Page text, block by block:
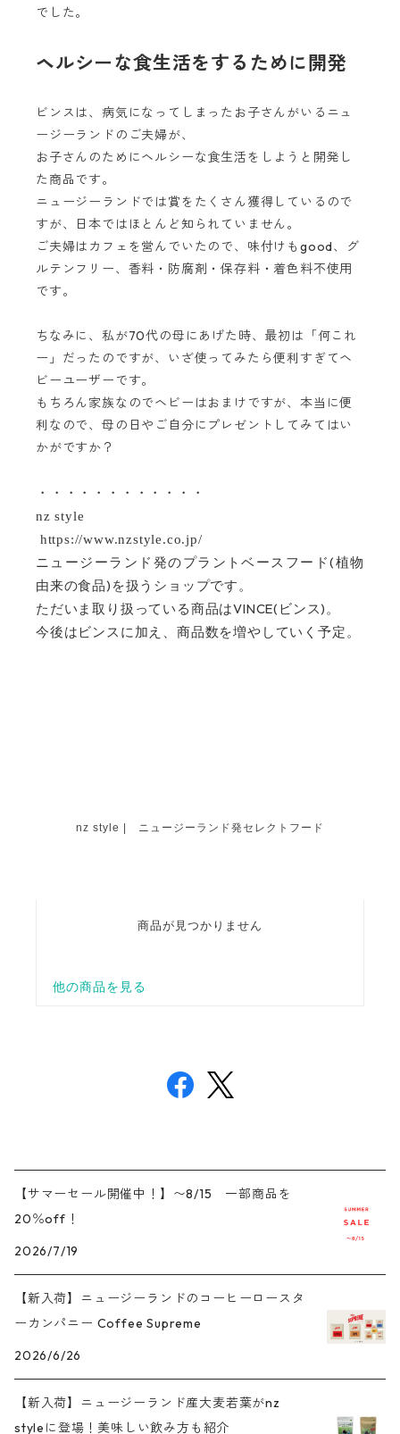
でした。
ヘルシーな食生活をするために開発
ビンスは、病気になってしまったお子さんがいるニュ
ージーランドのご夫婦が、
お子さんのためにヘルシーな食生活をしようと開発し
た商品です。
ニュージーランドでは賞をたくさん獲得しているので
すが、日本ではほとんど知られていません。
ご夫婦はカフェを営んでいたので、味付けもgood、グ
ルテンフリー、香料・防腐剤・保存料・着色料不使用
です。
ちなみに、私が70代の母にあげた時、最初は「何これ
ー」だったのですが、いざ使ってみたら便利すぎてヘ
ビーユーザーです。
もちろん家族なのでヘビーはおまけですが、本当に便
利なので、母の日やご自分にプレゼントしてみてはい
かがですか？
・・・・・・・・・・・・
nz style
https://www.nzstyle.co.jp/
ニュージーランド発のプラントベースフード(植物
由来の食品) を扱うショップです。
ただいま取り扱っている商品はVINCE( ビンス) 。
今後はビンスに加え、商品数を増やしていく予定。
【サマーセール開催中！】〜8/15 一部商品を
20％off！
2026/7/19
【新入荷】ニュージーランドのコーヒーロースタ
ーカンパニー Coffee Supreme
2026/6/26
【新入荷】ニュージーランド産大麦若葉がnz
styleに登場！美味しい飲み方も紹介